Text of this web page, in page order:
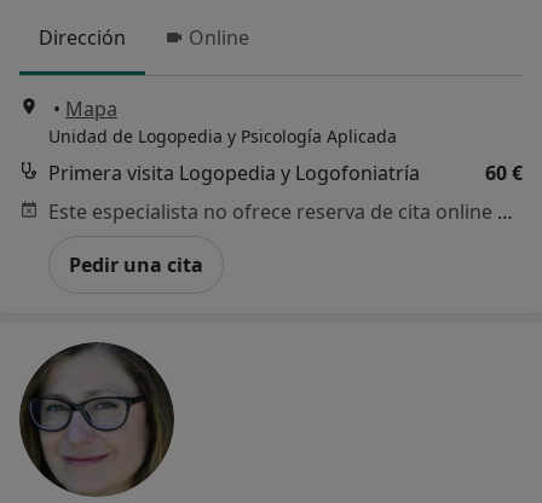
Dirección Online
• Mapa
Unidad de Logopedia y Psicología Aplicada
Primera visita Logopedia y Logofoniatría
60 €
Este especialista no ofrece reserva de cita online en esta dirección.
Pedir una cita